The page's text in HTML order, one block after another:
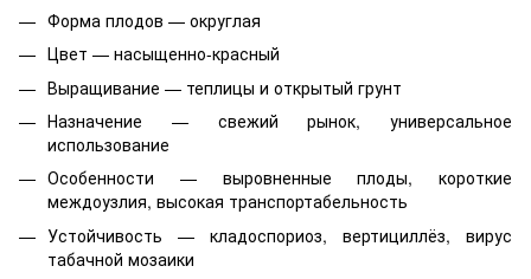
Форма плодов — округлая
Цвет — насыщенно-красный
Выращивание — теплицы и открытый грунт
Назначение — свежий рынок, универсальное
использование
Особенности — выровненные плоды, короткие
междоузлия, высокая транспортабельность
Устойчивость — кладоспориоз, вертициллёз, вирус
табачной мозаики